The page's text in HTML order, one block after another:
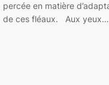
percée en matière
de ces fléaux. Aux yeux…